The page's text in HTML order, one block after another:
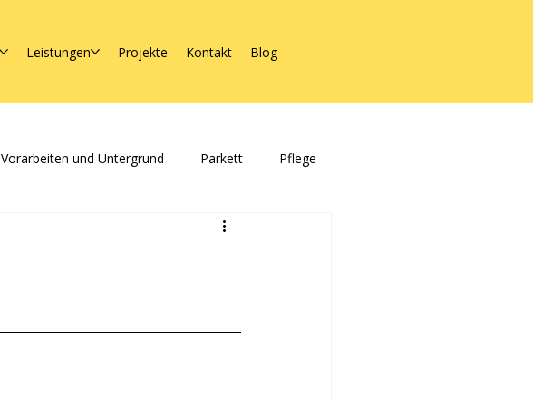
Leistungen Projekte Kontakt Blog
Vorarbeiten und Untergrund Parkett Pflege